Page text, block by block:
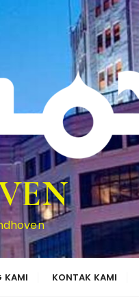
KAMI KONTAK KAMI